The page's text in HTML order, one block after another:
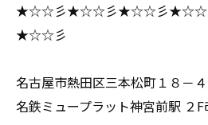
★☆☆彡★☆☆彡★☆☆彡★☆☆
★☆☆彡
名古屋市熱田区三本松町１８－４
名鉄ミュープラット神宮前駅 ２